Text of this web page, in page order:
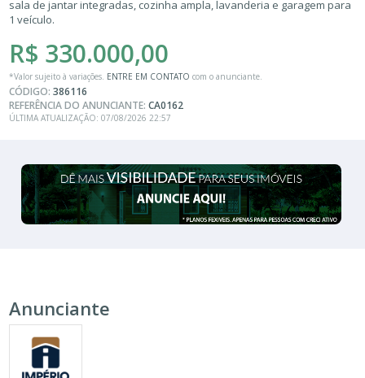
sala de jantar integradas, cozinha ampla, lavanderia e garagem para
1 veículo.
R$ 330.000,00
*Valor sujeito à variações. ENTRE EM CONTATO com o anunciante.
CÓDIGO:386116
REFERÊNCIA DO ANUNCIANTE:CA0162
ÚLTIMA ATUALIZAÇÃO: 07/08/2026 22:57
Anunciante